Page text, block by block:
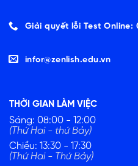
Giải quyết lỗi Test Online:
infor@zenlish.edu.vn
THỜI GIAN LÀM VIỆC
Sáng: 08:00 - 12:00
(Thứ Hai - thứ Bảy)
Chiều: 13:30 - 17:30
(Thứ Hai - Thứ Bảy)